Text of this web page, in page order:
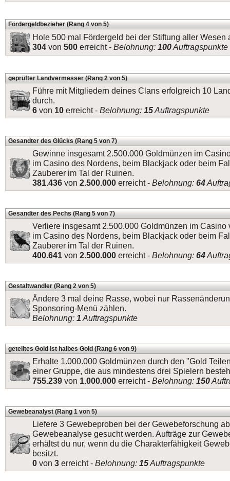
Fördergeldbezieher (Rang 4 von 5)
Hole 500 mal Fördergeld bei der Stiftung aller Wesen
304 von 500 erreicht - Belohnung: 100Auftragspunkte
geprüfter Landvermesser (Rang 2 von 5)
Führe mit Mitgliedern deines Clans erfolgreich 10
durch.
6 von 10 erreicht - Belohnung: 15Auftragspunkte
Gesandter des Glücks (Rang 5 von 7)
Gewinne insgesamt 2.500.000 Goldmünzen im
im Casino des Nordens, beim Blackjack oder beim
Zauberer im Tal der Ruinen.
381.436 von 2.500.000 erreicht - Belohnung: 64
Gesandter des Pechs (Rang 5 von 7)
Verliere insgesamt 2.500.000 Goldmünzen im Casino
im Casino des Nordens, beim Blackjack oder beim
Zauberer im Tal der Ruinen.
400.641 von 2.500.000 erreicht - Belohnung: 64
Gestaltwandler (Rang 2 von 5)
Ändere 3 mal deine Rasse, wobei nur
Sponsoring-Menü zählen.
Belohnung: 1 Auftragspunkte
geteiltes Gold ist halbes Gold (Rang 6 von 9)
Erhalte 1.000.000 Goldmünzen durch den "Gold
einer Gruppe, die aus mindestens drei Spielern
755.239 von 1.000.000 erreicht - Belohnung: 150
Gewebeanalyst (Rang 1 von 5)
Liefere 3 Gewebeproben bei der Gewebeforschung
Gewebeanalyse gesucht werden. Aufträge zur
erhältst du nur, wenn du die Charakterfähigkeit
besitzt.
0 von 3 erreicht - Belohnung: 15Auftragspunkte